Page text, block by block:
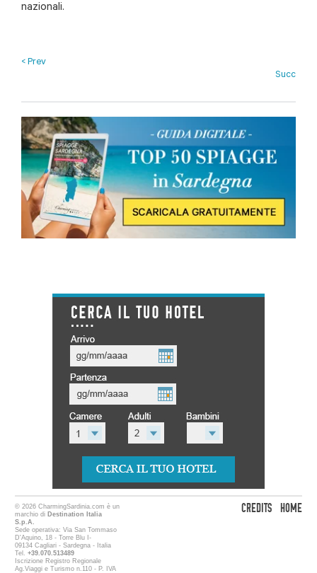
nazionali.
< Prev
Succ
© 2026 CharmingSardinia.com è un
marchio diDestination Italia
S.p.A.
Sede operativa: Via San Tommaso
D'Aquino, 18 - Torre Blu I-
09134 Cagliari - Sardegna - Italia
Tel.+39.070.513489
Iscrizione Registro Regionale
Ag.Viaggi e Turismo n.110 - P. IVA
CREDITS HOME